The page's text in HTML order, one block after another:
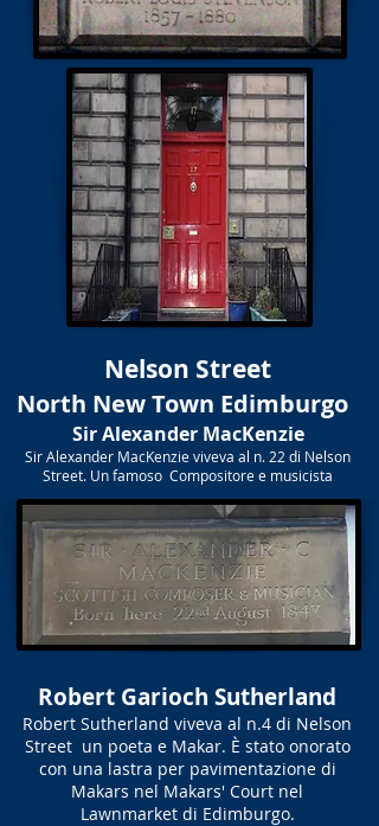
Nelson Street
North New Town Edimburgo
Sir Alexander MacKenzie
Sir Alexander MacKenzie viveva al n. 22 di Nelson
Street. Un famoso Compositore e musicista
Robert Garioch Sutherland
Robert Sutherland viveva al n.4 di Nelson
Street un poeta e Makar. È stato onorato
con una lastra per pavimentazione di
Makars nel Makars' Court nel
Lawnmarket di Edimburgo.